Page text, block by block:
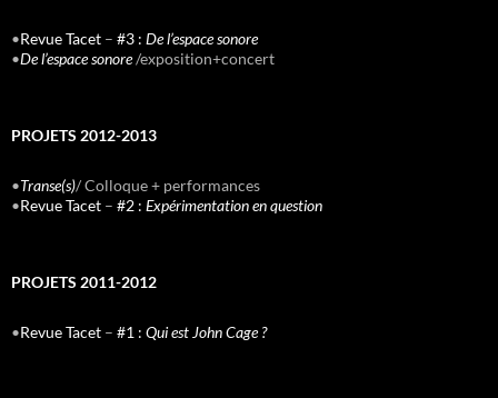
•Revue Tacet – #3 : De l’espace sonore
•De l’espace sonore/exposition+concert
PROJETS 2012-2013
•Transe(s)/ Colloque + performances
•Revue Tacet – #2 : Expérimentation en question
PROJETS 2011-2012
•Revue Tacet – #1 : Qui est John Cage ?